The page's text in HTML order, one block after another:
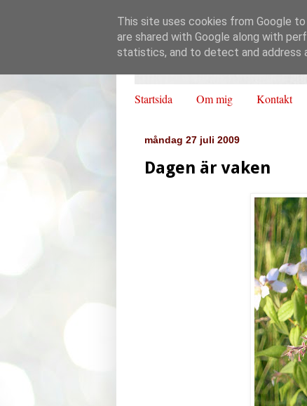
Startsida Om mig Kontakt
måndag 27 juli 2009
Dagen är vaken
This site uses cookies from Google
are shared with Google along with
statistics, and to detect and address